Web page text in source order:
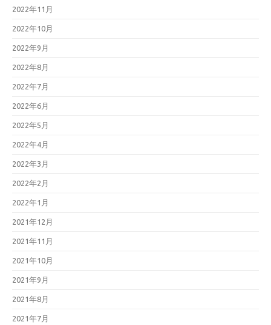
2022年11月
2022年10月
2022年9月
2022年8月
2022年7月
2022年6月
2022年5月
2022年4月
2022年3月
2022年2月
2022年1月
2021年12月
2021年11月
2021年10月
2021年9月
2021年8月
2021年7月